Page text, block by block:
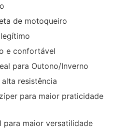
de motoqueiro
e confortável
para Outono/Inverno
resistência
para maior praticidade
para maior versatilidade